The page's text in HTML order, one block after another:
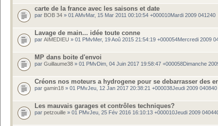
carte de la france avec les saisons et date
par BOB 34 » 01 AMvMar, 15 Mar 2011 00:10:54 +000010Mardi 2009 041240
Lavage de main... idée toute conne
par AIMEDIEU » 01 PMvMer, 19 Aoû 2015 21:54:19 +000054Mercredi 2009
MP dans boite d'envoi
par Guillaume38 » 01 PMvDim, 04 Juin 2017 19:58:47 +000058Dimanche
Créons nos moteurs a hydrogene pour se debarrasser des
par gamin18 » 01 PMvJeu, 12 Jan 2017 20:38:21 +000038Jeudi 2009 040840
Les mauvais garages et contrôles techniques?
par petzouille » 01 PMvJeu, 25 Fév 2016 16:10:13 +000010Jeudi 2009